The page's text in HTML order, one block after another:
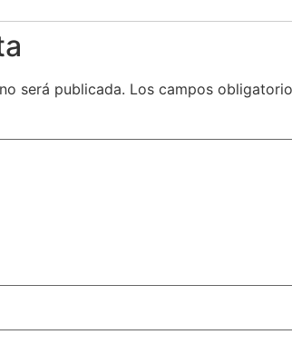
será publicada. Los campos